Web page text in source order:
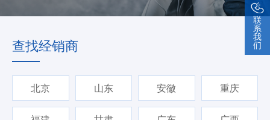
查找经销商
北京 山东 安徽 重庆
联
系
我
们